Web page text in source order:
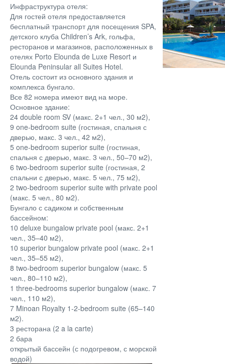
Инфраструктура отеля:
Для гостей отеля предоставляется
бесплатный транспорт для посещения SPA,
детского клуба Children’s Ark, гольфа,
ресторанов и магазинов, расположенных в
отелях Porto Elounda de Luxe Resort и
Elounda Peninsular all Suites Hotel.
Отель состоит из основного здания и
комплекса бунгало.
Все 82 номера имеют вид на море.
Основное здание:
24 double room SV (макс. 2+1 чел., 30 м2),
9 one-bedroom suite (гостиная, спальня с
дверью, макс. 3 чел., 42 м2),
5 one-bedroom superior suite (гостиная,
спальня с дверью, макс. 3 чел., 50–70 м2),
6 two-bedroom superior suite (гостиная, 2
спальни с дверью, макс. 5 чел., 75 м2),
2 two-bedroom superior suite with private pool
(макс. 5 чел., 80 м2).
Бунгало с садиком и собственным
бассейном:
10 deluxe bungalow private pool (макс. 2+1
чел., 35–40 м2),
10 superior bungalow private pool (макс. 2+1
чел., 35–55 м2),
8 two-bedroom superior bungalow (макс. 5
чел., 80–110 м2),
1 three-bedrooms superior bungalow (макс. 7
чел., 110 м2),
7 Minoan Royalty 1-2-bedroom suite (65–140
м2).
3 ресторана (2 a la carte)
2 бара
открытый бассейн (с подогревом, с морской
водой)